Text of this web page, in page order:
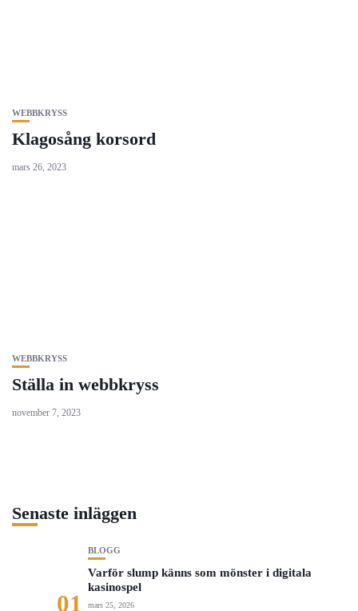
WEBBKRYSS
Klagosång korsord
mars 26, 2023
WEBBKRYSS
Ställa in webbkryss
november 7, 2023
Senaste inläggen
01
BLOGG
Varför slump känns som mönster i digitala
kasinospel
mars 25, 2026